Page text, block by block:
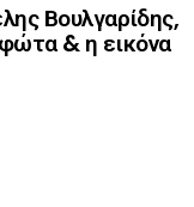
Βουλγαρίδης,
& η εικόνα